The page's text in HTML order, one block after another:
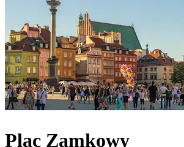
Plac Zamkowy